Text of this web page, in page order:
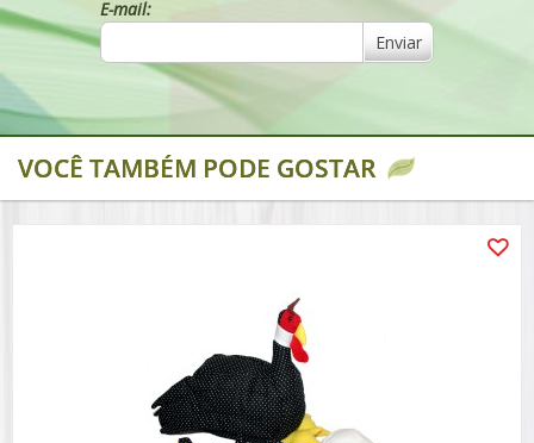
E-mail:
Enviar
VOCÊ TAMBÉM PODE GOSTAR